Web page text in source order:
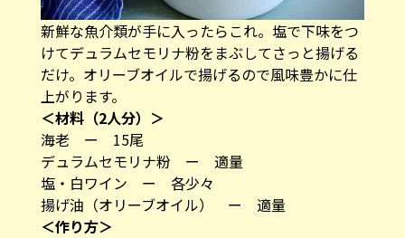
新鮮な魚介類が手に入ったらこれ。塩で下味をつ
けてデュラムセモリナ粉をまぶしてさっと揚げる
だけ。オリーブオイルで揚げるので風味豊かに仕
上がります。
＜材料（2人分）＞
海老 ー 15尾
デュラムセモリナ粉 ー 適量
塩・白ワイン ー 各少々
揚げ油（オリーブオイル） ー 適量
＜作り方＞